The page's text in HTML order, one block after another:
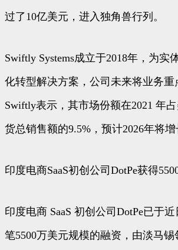
过了10亿美元，进入独角兽行列。
Swiftly Systems成立于2018年，为实
化转型解决方案，公司未来将业务重
Swiftly表示，其市场份额在2021 年
货总销售额的9.5%，预计2026年将增
印度电商SaaS初创公司DotPe获得
印度电商 SaaS 初创公司DotPe已于
笔5500万美元规模的融资，由淡马